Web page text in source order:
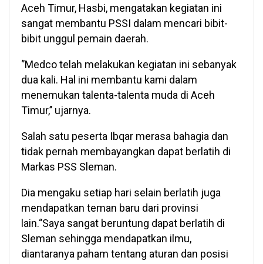
Aceh Timur, Hasbi, mengatakan kegiatan ini
sangat membantu PSSI dalam mencari bibit-
bibit unggul pemain daerah.
‘’Medco telah melakukan kegiatan ini sebanyak
dua kali. Hal ini membantu kami dalam
menemukan talenta-talenta muda di Aceh
Timur,’’ ujarnya.
Salah satu peserta Ibqar merasa bahagia dan
tidak pernah membayangkan dapat berlatih di
Markas PSS Sleman.
Dia mengaku setiap hari selain berlatih juga
mendapatkan teman baru dari provinsi
lain.‘’Saya sangat beruntung dapat berlatih di
Sleman sehingga mendapatkan ilmu,
diantaranya paham tentang aturan dan posisi